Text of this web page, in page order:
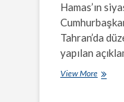
Hamas’ın
Tahran’da
yapılan
View MoreHamas